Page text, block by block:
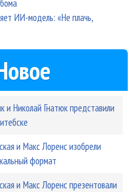
ИИ-модель: «Не плачь,
и Николай Гнатюк представили
и Макс Лоренс изобрели
формат
и Макс Лоренс презентовали